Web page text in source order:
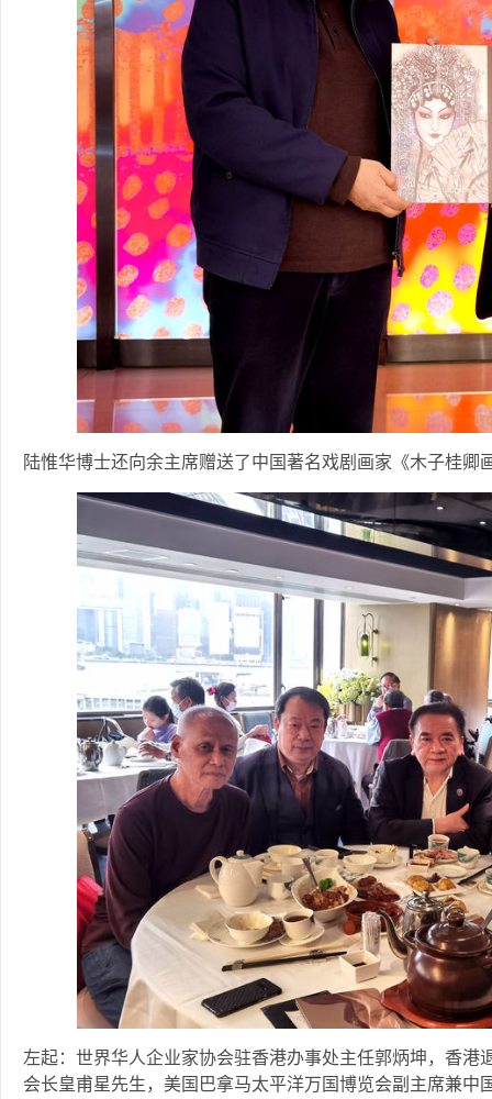
陆惟华博士还向余主席赠送了中国著名戏剧画家《木子桂卿
左起：世界华人企业家协会驻香港办事处主任郭炳坤，香港
会长皇甫星先生，美国巴拿马太平洋万国博览会副主席兼中